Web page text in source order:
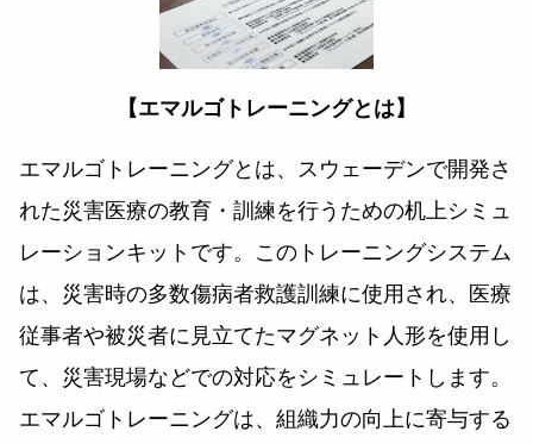
【エマルゴトレーニングとは】
エマルゴトレーニングとは、スウェーデンで開発さ
れた災害医療の教育・訓練を行うための机上シミュ
レーションキットです。このトレーニングシステム
は、災害時の多数傷病者救護訓練に使用され、医療
従事者や被災者に見立てたマグネット人形を使用し
て、災害現場などでの対応をシミュレートします。
エマルゴトレーニングは、組織力の向上に寄与する